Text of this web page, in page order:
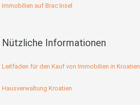
Immobilien auf Brac Insel
Nützliche Informationen
Leitfaden für den Kauf von Immobilien in Kroatien
Hausverwaltung Kroatien